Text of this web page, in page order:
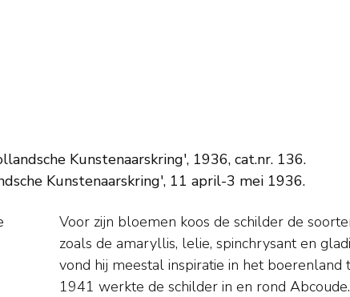
Kunstenaarskring', 1936, cat.nr. 136.
Kunstenaarskring', 11 april-3 mei 1936.
1941 werkte de schilder in en rond Abcoude.